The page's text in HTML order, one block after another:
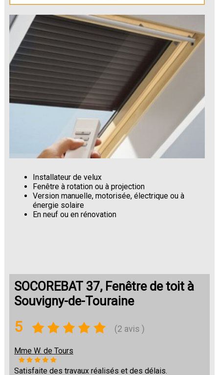
Installateur de velux
Fenêtre à rotation ou à projection
Version manuelle, motorisée, électrique ou à
énergie solaire
En neuf ou en rénovation
SOCOREBAT 37, Fenêtre de toit à
Souvigny-de-Touraine
5 (2 avis )
Mme W. de Tours
Satisfaite des travaux réalisés et des délais.